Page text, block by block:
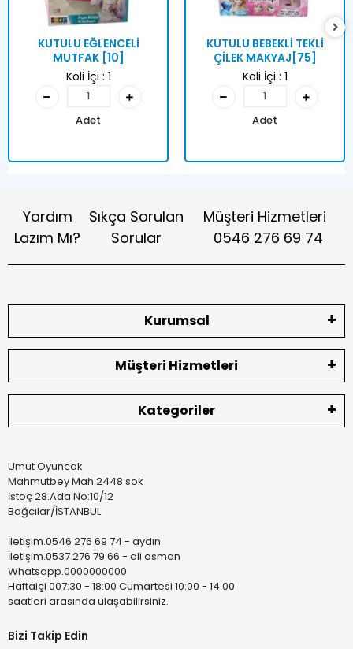
KUTULU EĞLENCELİ
MUTFAK [10]
Koli İçi : 1
Adet
KUTULU BEBEKLİ TEKLİ
ÇİLEK MAKYAJ[75]
Koli İçi : 1
Adet
Yardım
Lazım Mı?
Sıkça Sorulan
Sorular
Müşteri Hizmetleri
0546 276 69 74
Kurumsal
Müşteri Hizmetleri
Kategoriler
Umut Oyuncak
Mahmutbey Mah.2448 sok
İstoç 28.Ada No:10/12
Bağcılar/İSTANBUL
İletişim.0546 276 69 74 - aydın
İletişim.0537 276 79 66 - ali osman
Whatsapp.0000000000
Haftaiçi 007:30 - 18:00 Cumartesi 10:00 - 14:00
saatleri arasında ulaşabilirsiniz.
Bizi Takip Edin